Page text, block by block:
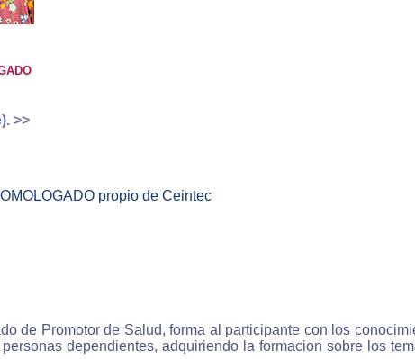
Con nuestro sistema de e-learning aprenderás en menos
es explicada con contenidos multimedia es
Nuestros cursos te permiten aprender comoda y
que se trata de cursos virtuales interactivos en los que el
Con los cursos on-line de Ceintec podrás estudiar en
>>
propio de Ceintec
de Promotor de Salud, forma al participante con los
dependientes, adquiriendo la formacion sobre los